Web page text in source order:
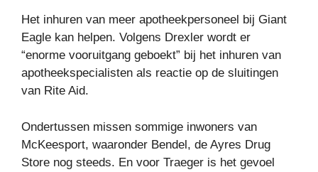
Het inhuren van meer apotheekpersoneel bij Giant
Eagle kan helpen. Volgens Drexler wordt er
“enorme vooruitgang geboekt” bij het inhuren van
apotheekspecialisten als reactie op de sluitingen
van Rite Aid.
Ondertussen missen sommige inwoners van
McKeesport, waaronder Bendel, de Ayres Drug
Store nog steeds. En voor Traeger is het gevoel